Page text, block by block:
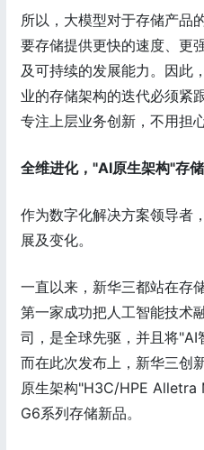
所以，大模型对于存储产品
要存储提供更快的速度、更
及可持续的发展能力。因此
业的存储架构的迭代必须紧
专注上层业务创新，不用担
全维进化，"AI原生架构"存
作为数字化解决方案领导者
展及变化。
一直以来，新华三都站在存
第一家成功把人工智能技术
司，是全球先驱，并且将"AI
而在此次发布上，新华三创
原生架构"H3C/HPE
G6系列存储新品。